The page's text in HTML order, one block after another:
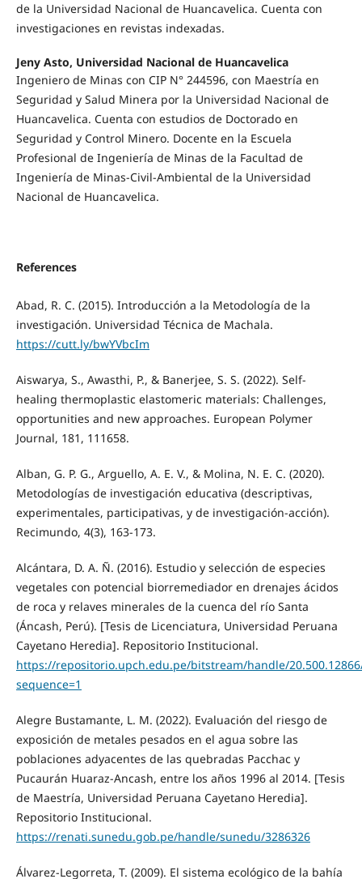
de la Universidad Nacional de Huancavelica. Cuenta con
investigaciones en revistas indexadas.
Jeny Asto, Universidad Nacional de Huancavelica
Ingeniero de Minas con CIP N° 244596, con Maestría en
Seguridad y Salud Minera por la Universidad Nacional de
Huancavelica. Cuenta con estudios de Doctorado en
Seguridad y Control Minero. Docente en la Escuela
Profesional de Ingeniería de Minas de la Facultad de
Ingeniería de Minas-Civil-Ambiental de la Universidad
Nacional de Huancavelica.
References
Abad, R. C. (2015). Introducción a la Metodología de la
investigación. Universidad Técnica de Machala.
https://cutt.ly/bwYVbcIm
Aiswarya, S., Awasthi, P., & Banerjee, S. S. (2022). Self-
healing thermoplastic elastomeric materials: Challenges,
opportunities and new approaches. European Polymer
Journal, 181, 111658.
Alban, G. P. G., Arguello, A. E. V., & Molina, N. E. C. (2020).
Metodologías de investigación educativa (descriptivas,
experimentales, participativas, y de investigación-acción).
Recimundo, 4(3), 163-173.
Alcántara, D. A. Ñ. (2016). Estudio y selección de especies
vegetales con potencial biorremediador en drenajes ácidos
de roca y relaves minerales de la cuenca del río Santa
(Áncash, Perú). [Tesis de Licenciatura, Universidad Peruana
Cayetano Heredia]. Repositorio Institucional.
https://repositorio.upch.edu.pe/bitstream/handle/
sequence=1
Alegre Bustamante, L. M. (2022). Evaluación del riesgo de
exposición de metales pesados en el agua sobre las
poblaciones adyacentes de las quebradas Pacchac y
Pucaurán Huaraz-Ancash, entre los años 1996 al 2014. [Tesis
de Maestría, Universidad Peruana Cayetano Heredia].
Repositorio Institucional.
https://renati.sunedu.gob.pe/handle/sunedu/3286326
Álvarez-Legorreta, T. (2009). El sistema ecológico de la bahía